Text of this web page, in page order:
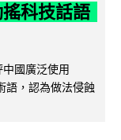
科技話語
國廣泛使用
語，認為做法侵蝕